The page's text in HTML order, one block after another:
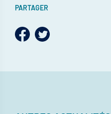
PARTAGER